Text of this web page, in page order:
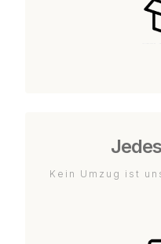
Kein Umzug ist